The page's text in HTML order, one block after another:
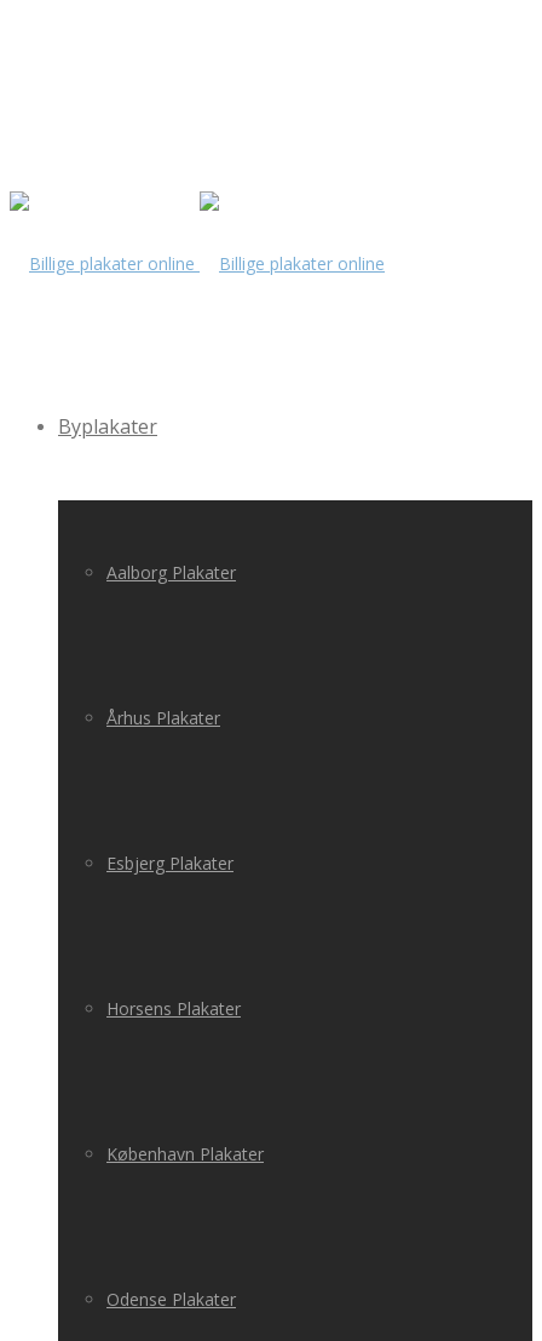
Byplakater
Aalborg Plakater
Århus Plakater
Esbjerg Plakater
Horsens Plakater
København Plakater
Odense Plakater